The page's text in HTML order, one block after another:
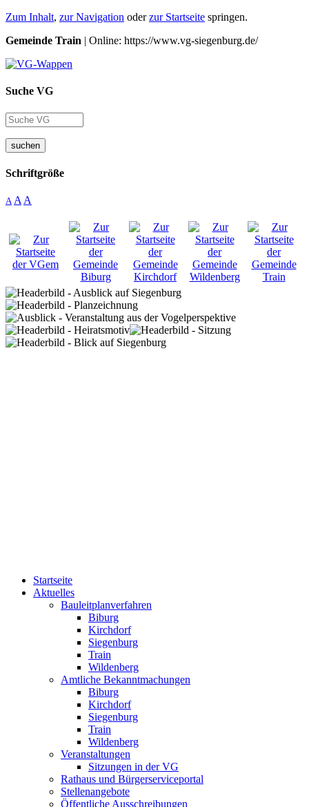
Zum Inhalt, zur Navigation oderzur Startseite springen.
Gemeinde Train | Online: https://www.vg-siegenburg.de/
Suche VG
suchen
Schriftgröße
A A A
Startseite
Aktuelles
Bauleitplanverfahren
Biburg
Kirchdorf
Siegenburg
Train
Wildenberg
Amtliche Bekanntmachungen
Biburg
Kirchdorf
Siegenburg
Train
Wildenberg
Veranstaltungen
Sitzungen in der VG
Rathaus und Bürgerserviceportal
Stellenangebote
Öffentliche Ausschreibungen